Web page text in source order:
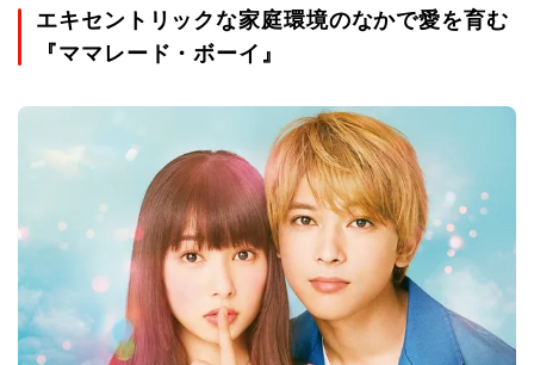
エキセントリックな家庭環境のなかで愛を育む
『ママレード・ボーイ』